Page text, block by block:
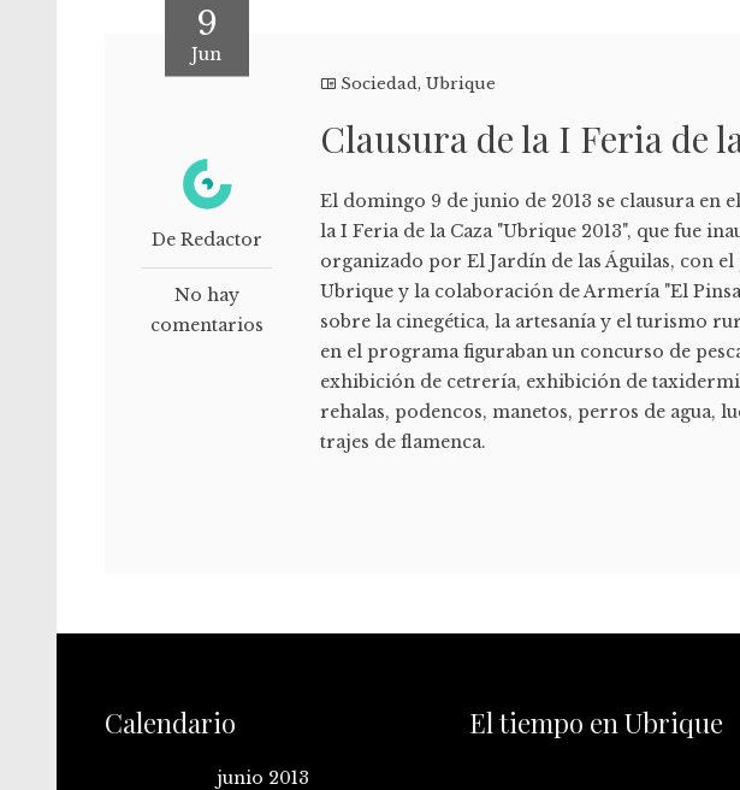
9
Jun
De Redactor
No hay
comentarios
Sociedad,Ubrique
Clausura de la I Feria de
El domingo 9 de junio de 2013 se clausura en
la I Feria de la Caza "Ubrique 2013", que fue
organizado por El Jardín de las Águilas, con
Ubrique y la colaboración de Armería "El
sobre la cinegética, la artesanía y el turismo
en el programa figuraban un concurso de
exhibición de cetrería, exhibición de
rehalas, podencos, manetos, perros de agua,
trajes de flamenca.
Calendario
junio 2013
El tiempo en Ubrique